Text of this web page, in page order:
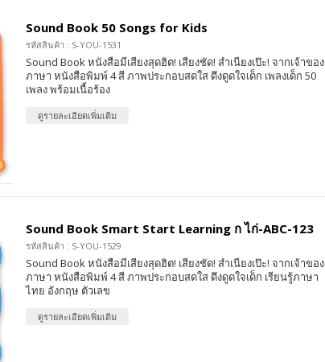
Sound Book 50 Songs for Kids
รหัสสินค้า : S-YOU-1531
Sound Book หนังสือมีเสียงสุดฮิต! เสียงชัด! สำเนียงเป๊ะ! จากเจ้าของ
ภาษา หนังสือพิมพ์ 4 สี ภาพประกอบสดใส ดึงดูดใจเด็ก เพลงเด็ก 50
เพลง พร้อมเนื้อร้อง
ดูรายละเอียดเพิ่มเติม
Sound Book Smart Start Learning ก ไก่-ABC-123
รหัสสินค้า : S-YOU-1529
Sound Book หนังสือมีเสียงสุดฮิต! เสียงชัด! สำเนียงเป๊ะ! จากเจ้าของ
ภาษา หนังสือพิมพ์ 4 สี ภาพประกอบสดใส ดึงดูดใจเด็ก เรียนรู้ภาษา
ไทย อังกฤษ ตัวเลข
ดูรายละเอียดเพิ่มเติม